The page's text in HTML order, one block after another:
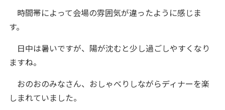
時間帯によって会場の雰囲気が違ったように感じま
す。
日中は暑いですが、陽が沈むと少し過ごしやすくなり
ますね。
おのおのみなさん、おしゃべりしながらディナーを楽
しまれていました。